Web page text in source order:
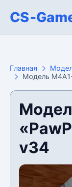
CS-
Главная
Модель
v34